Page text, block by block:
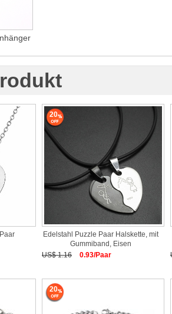
20
Edelstahl Puzzle Paar Halskette, mit
Gummiband, Eisen
Karabinerverschluss
US$ 1.16 0.93/Paar
20